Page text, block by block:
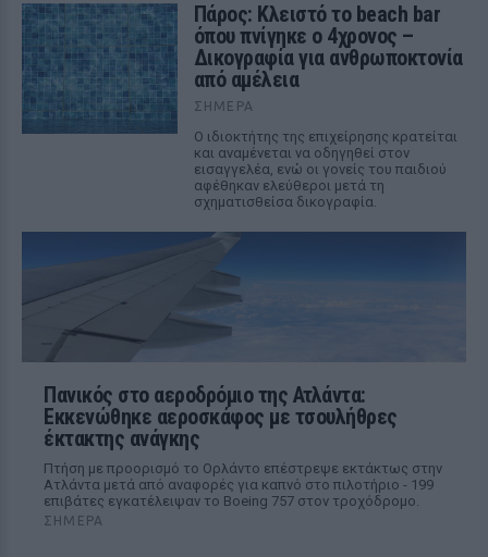
Πάρος: Κλειστό το beach bar
όπου πνίγηκε ο 4χρονος –
Δικογραφία για ανθρωποκτονία
από αμέλεια
ΣΉΜΕΡΑ
Ο ιδιοκτήτης της επιχείρησης κρατείται
και αναμένεται να οδηγηθεί στον
εισαγγελέα, ενώ οι γονείς του παιδιού
αφέθηκαν ελεύθεροι μετά τη
σχηματισθείσα δικογραφία.
Πανικός στο αεροδρόμιο της Ατλάντα:
Εκκενώθηκε αεροσκάφος με τσουλήθρες
έκτακτης ανάγκης
Πτήση με προορισμό το Ορλάντο επέστρεψε εκτάκτως στην
Ατλάντα μετά από αναφορές για καπνό στο πιλοτήριο - 199
επιβάτες εγκατέλειψαν το Boeing 757 στον τροχόδρομο.
ΣΉΜΕΡΑ